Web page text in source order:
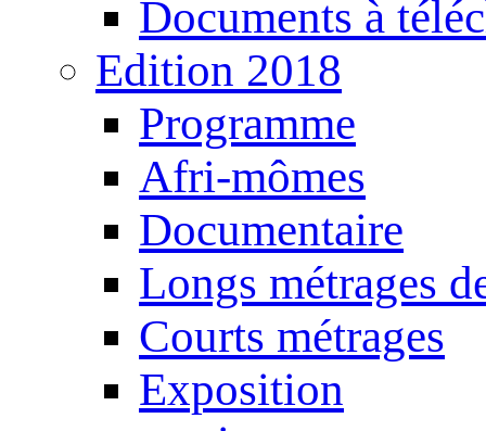
Documents à
Edition 2018
Programme
Afri-mômes
Documentaire
Longs métrages
Courts métrages
Exposition